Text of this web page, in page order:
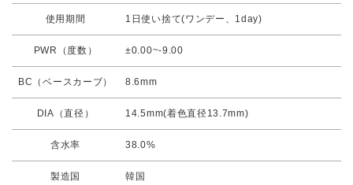
使用期間 1日使い捨て(ワンデー、1day)
PWR（度数） ±0.00~-9.00
BC（ベースカーブ） 8.6mm
DIA（直径） 14.5mm(着色直径13.7mm)
含水率 38.0%
製造国 韓国